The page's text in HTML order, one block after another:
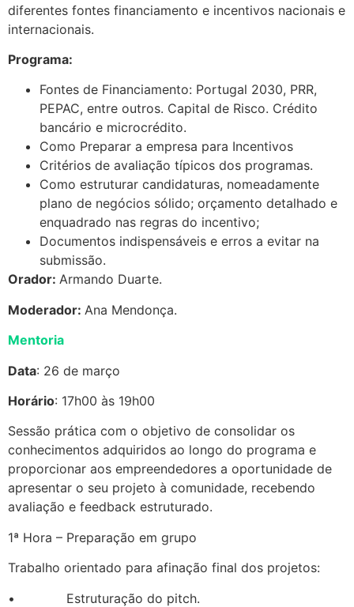
diferentes fontes financiamento e incentivos nacionais e
internacionais.
Programa:
Fontes de Financiamento: Portugal 2030, PRR,
PEPAC, entre outros. Capital de Risco. Crédito
bancário e microcrédito.
Como Preparar a empresa para Incentivos
Critérios de avaliação típicos dos programas.
Como estruturar candidaturas, nomeadamente
plano de negócios sólido; orçamento detalhado e
enquadrado nas regras do incentivo;
Documentos indispensáveis e erros a evitar na
submissão.
Orador: Armando Duarte.
Moderador: Ana Mendonça.
Mentoria
Data: 26 de março
Horário: 17h00 às 19h00
Sessão prática com o objetivo de consolidar os
conhecimentos adquiridos ao longo do programa e
proporcionar aos empreendedores a oportunidade de
apresentar o seu projeto à comunidade, recebendo
avaliação e feedback estruturado.
1ª Hora – Preparação em grupo
Trabalho orientado para afinação final dos projetos:
• Estruturação do pitch.